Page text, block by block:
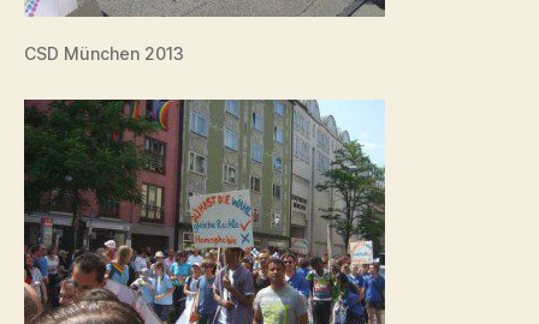
CSD München 2013